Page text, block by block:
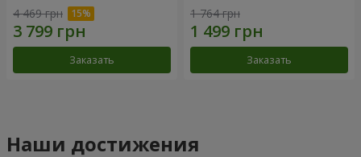
4 469 грн
Заказать
1 764 грн
Заказать
Наши достижения